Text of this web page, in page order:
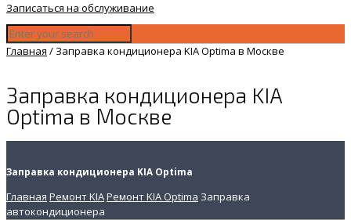
Записаться на обслуживание
Главная / Заправка кондиционера KIA Optima в Москве
Заправка кондиционера KIA
Optima в Москве
Заправка кондиционера KIA Optima
Главная Ремонт KIAРемонт KIA Optima Заправка
автокондиционера